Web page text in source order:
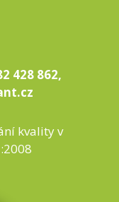
428 862,
kvality v